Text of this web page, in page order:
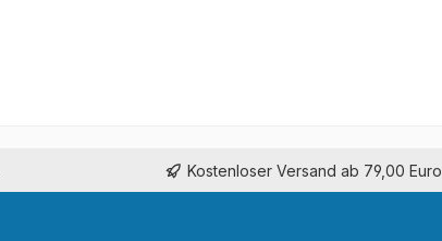
Kostenloser Versand ab 79,00 Euro